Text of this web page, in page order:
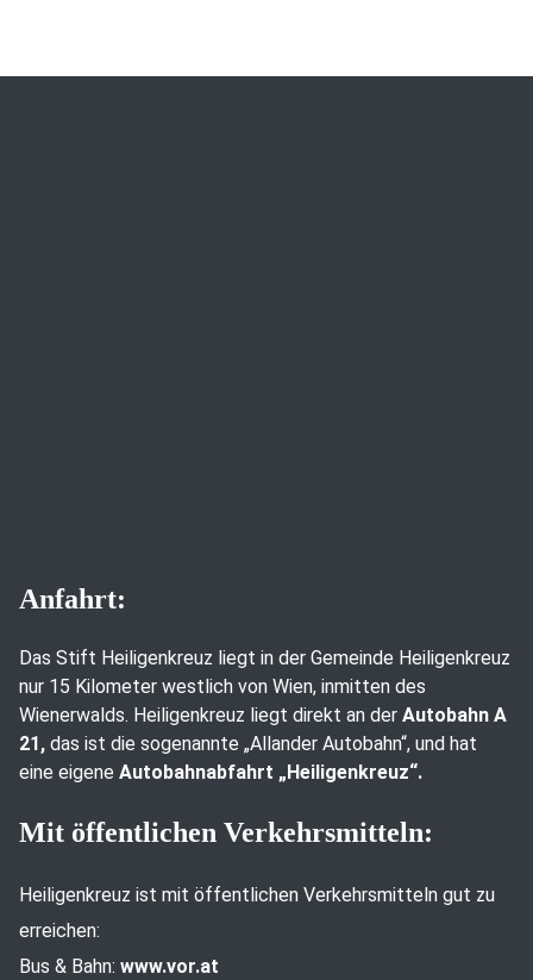
Anfahrt:
Das Stift Heiligenkreuz liegt in der Gemeinde Heiligenkreuz
nur 15 Kilometer westlich von Wien, inmitten des
Wienerwalds. Heiligenkreuz liegt direkt an der Autobahn A
21, das ist die sogenannte „Allander Autobahn“, und hat
eine eigene Autobahnabfahrt „Heiligenkreuz“.
Mit öffentlichen Verkehrsmitteln:
Heiligenkreuz ist mit öffentlichen Verkehrsmitteln gut zu
erreichen:
Bus & Bahn: www.vor.at